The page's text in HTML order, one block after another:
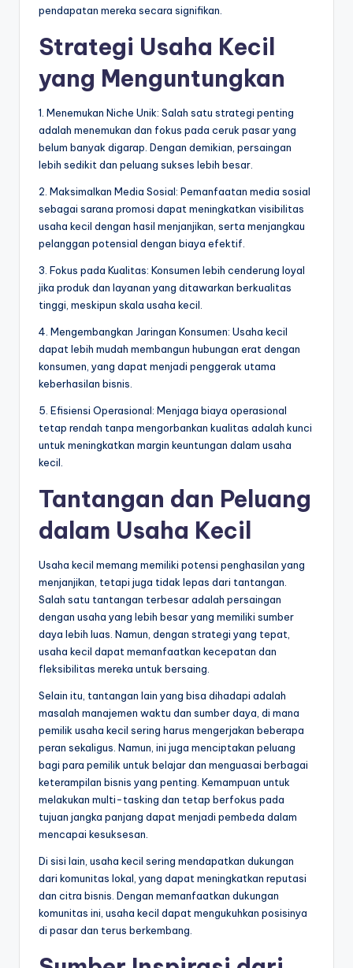
pendapatan mereka secara signifikan.
Strategi Usaha Kecil
yang Menguntungkan
1. Menemukan Niche Unik: Salah satu strategi penting
adalah menemukan dan fokus pada ceruk pasar yang
belum banyak digarap. Dengan demikian, persaingan
lebih sedikit dan peluang sukses lebih besar.
2. Maksimalkan Media Sosial: Pemanfaatan media sosial
sebagai sarana promosi dapat meningkatkan visibilitas
usaha kecil dengan hasil menjanjikan, serta menjangkau
pelanggan potensial dengan biaya efektif.
3. Fokus pada Kualitas: Konsumen lebih cenderung loyal
jika produk dan layanan yang ditawarkan berkualitas
tinggi, meskipun skala usaha kecil.
4. Mengembangkan Jaringan Konsumen: Usaha kecil
dapat lebih mudah membangun hubungan erat dengan
konsumen, yang dapat menjadi penggerak utama
keberhasilan bisnis.
5. Efisiensi Operasional: Menjaga biaya operasional
tetap rendah tanpa mengorbankan kualitas adalah kunci
untuk meningkatkan margin keuntungan dalam usaha
kecil.
Tantangan dan Peluang
dalam Usaha Kecil
Usaha kecil memang memiliki potensi penghasilan yang
menjanjikan, tetapi juga tidak lepas dari tantangan.
Salah satu tantangan terbesar adalah persaingan
dengan usaha yang lebih besar yang memiliki sumber
daya lebih luas. Namun, dengan strategi yang tepat,
usaha kecil dapat memanfaatkan kecepatan dan
fleksibilitas mereka untuk bersaing.
Selain itu, tantangan lain yang bisa dihadapi adalah
masalah manajemen waktu dan sumber daya, di mana
pemilik usaha kecil sering harus mengerjakan beberapa
peran sekaligus. Namun, ini juga menciptakan peluang
bagi para pemilik untuk belajar dan menguasai berbagai
keterampilan bisnis yang penting. Kemampuan untuk
melakukan multi-tasking dan tetap berfokus pada
tujuan jangka panjang dapat menjadi pembeda dalam
mencapai kesuksesan.
Di sisi lain, usaha kecil sering mendapatkan dukungan
dari komunitas lokal, yang dapat meningkatkan reputasi
dan citra bisnis. Dengan memanfaatkan dukungan
komunitas ini, usaha kecil dapat mengukuhkan posisinya
di pasar dan terus berkembang.